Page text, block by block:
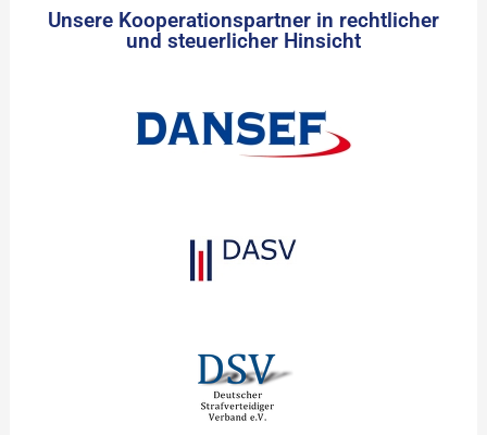
Unsere Kooperationspartner in rechtlicher
und steuerlicher Hinsicht